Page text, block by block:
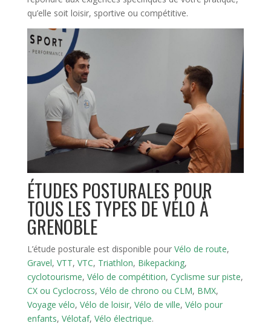
qu’elle soit loisir, sportive ou compétitive.
ÉTUDES POSTURALES POUR
TOUS LES TYPES DE VÉLO À
GRENOBLE
L’étude posturale est disponible pour Vélo de route,
Gravel, VTT, VTC, Triathlon, Bikepacking,
cyclotourisme, Vélo de compétition, Cyclisme sur piste,
CX ou Cyclocross, Vélo de chrono ou CLM, BMX,
Voyage vélo, Vélo de loisir, Vélo de ville, Vélo pour
enfants, Vélotaf, Vélo électrique.